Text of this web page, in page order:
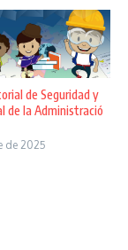
de Seguridad y
de la Administració
de 2025